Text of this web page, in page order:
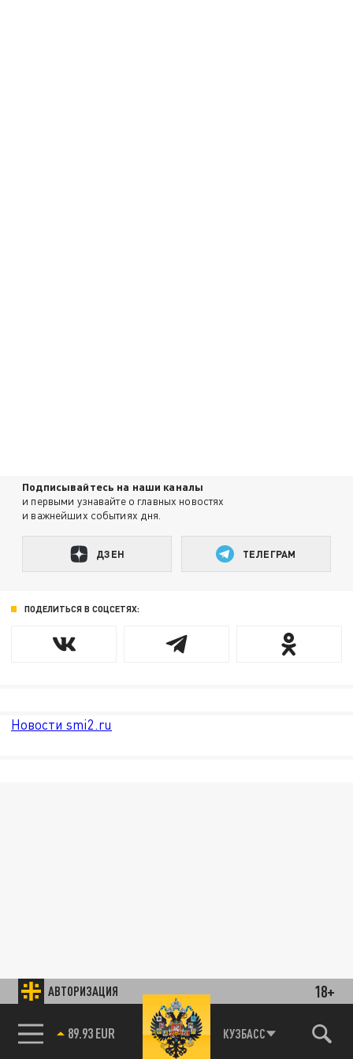
АВТОРИЗАЦИЯ 18+
89.93 EUR КУЗБАСС
Подписывайтесь на наши каналы
и первыми узнавайте о главных новостях
и важнейших событиях дня.
ДЗЕН ТЕЛЕГРАМ
ПОДЕЛИТЬСЯ В СОЦСЕТЯХ:
Новости smi2.ru